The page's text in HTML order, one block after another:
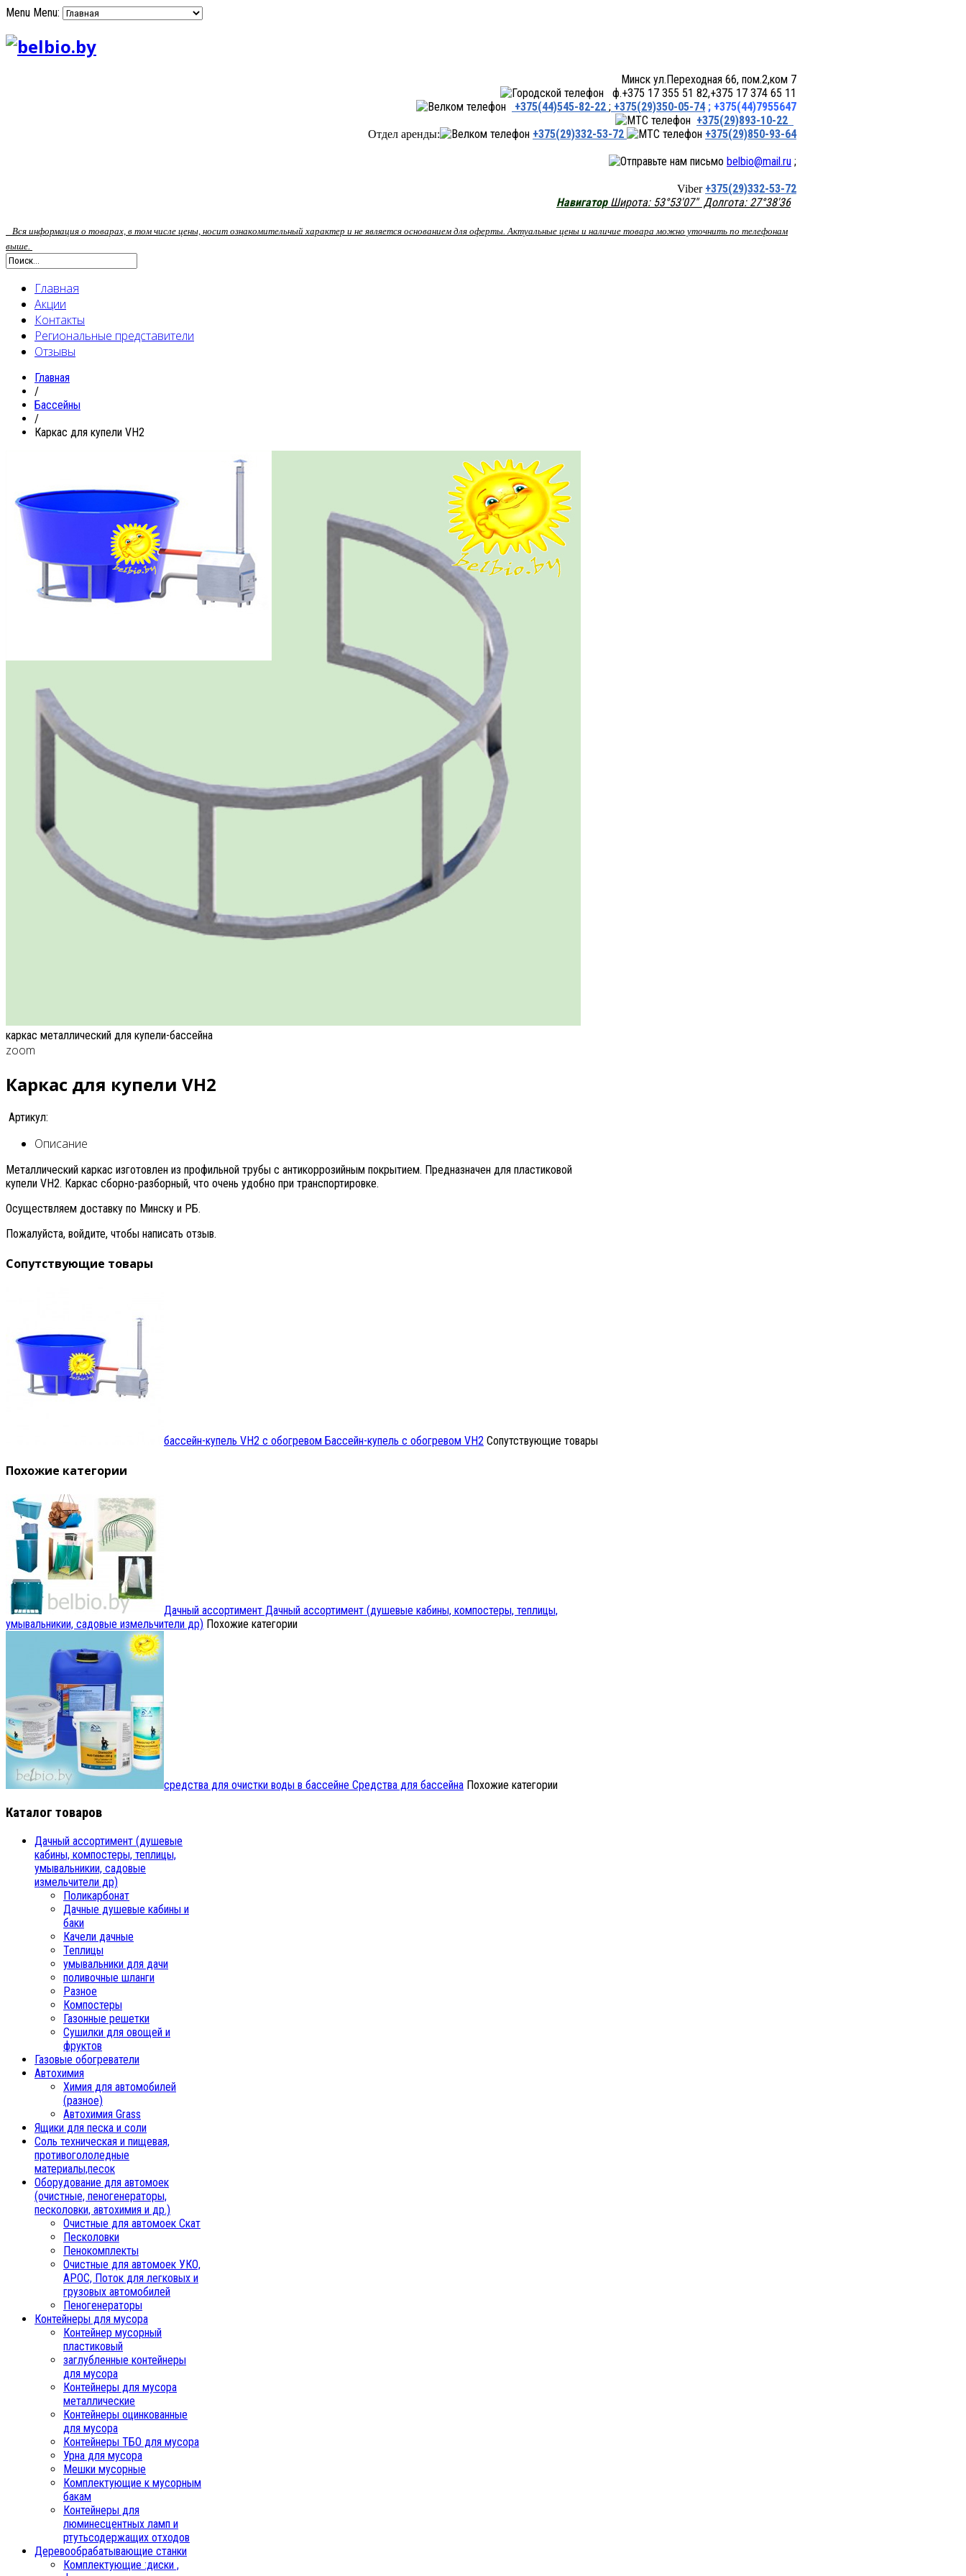
Menu Menu:
Минск ул.Переходная 66, пом.2,ком 7
ф.+375 17 355 51 82,+375 17 374 65 11
+375(44)545-82-22 ; +375(29)350-05-74 ; +375(44)7955647
+375(29)893-10-22
Отдел аренды: +375(29)332-53-72
+375(29)850-93-64
belbio@mail.ru ;
Viber +375(29)332-53-72
НавигаторШирота: 53°53'07" Долгота: 27°38'36
Вся информация о товарах, в том числе цены, носит ознакомительный характер и не является основанием для оферты. Актуальные цены и наличие товара можно уточнить по телефонам
выше.
Главная
Акции
Контакты
Региональные представители
Отзывы
Главная
/
Бассейны
/
Каркас для купели VH2
каркас металлический для купели-бассейна
zoom
Каркас для купели VH2
Артикул:
Описание
Металлический каркас изготовлен из профильной трубы с антикоррозийным покрытием. Предназначен для пластиковой
купели VH2. Каркас сборно-разборный, что очень удобно при транспортировке.
Осуществляем доставку по Минску и РБ.
Пожалуйста, войдите, чтобы написать отзыв.
Сопутствующие товары
бассейн-купель VH2 с обогревом Бассейн-купель с обогревом VH2 Сопутствующие товары
Похожие категории
Дачный ассортимент Дачный ассортимент (душевые кабины, компостеры, теплицы,
умывальникии, садовые измельчители др) Похожие категории
средства для очистки воды в бассейне Средства для бассейна Похожие категории
Каталог товаров
Дачный ассортимент (душевые
кабины, компостеры, теплицы,
умывальникии, садовые
измельчители др)
Поликарбонат
Дачные душевые кабины и
баки
Качели дачные
Теплицы
умывальники для дачи
поливочные шланги
Разное
Компостеры
Газонные решетки
Сушилки для овощей и
фруктов
Газовые обогреватели
Автохимия
Химия для автомобилей
(разное)
Автохимия Grass
Ящики для песка и соли
Соль техническая и пищевая,
противогололедные
материалы,песок
Oборудование для автомоек
(очистные, пеногенераторы,
песколовки, автохимия и др.)
Очистные для автомоек Скат
Песколовки
Пенокомплекты
Очистные для автомоек УКО,
АРОС, Поток для легковых и
грузовых автомобилей
Пеногенераторы
Контейнеры для мусора
Контейнер мусорный
пластиковый
заглубленные контейнеры
для мусора
Контейнеры для мусора
металлические
Контейнеры оцинкованные
для мусора
Контейнеры ТБО для мусора
Урна для мусора
Мешки мусорные
Комплектующие к мусорным
бакам
Контейнеры для
люминесцентных ламп и
ртутьсодержащих отходов
Деревообрабатывающие станки
Комплектующие :диски ,